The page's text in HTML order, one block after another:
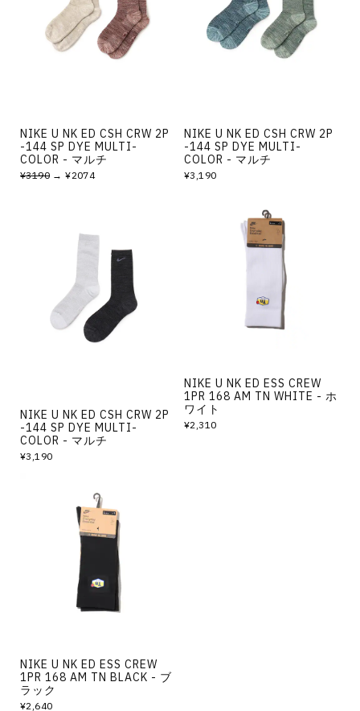
NIKE U NK ED CSH CRW 2P
-144 SP DYE MULTI-
COLOR - マルチ
¥3190 → ¥2074
NIKE U NK ED CSH CRW 2P
-144 SP DYE MULTI-
COLOR - マルチ
¥3,190
NIKE U NK ED CSH CRW 2P
-144 SP DYE MULTI-
COLOR - マルチ
¥3,190
NIKE U NK ED ESS CREW
1PR 168 AM TN WHITE - ホ
ワイト
¥2,310
NIKE U NK ED ESS CREW
1PR 168 AM TN BLACK - ブ
ラック
¥2,640